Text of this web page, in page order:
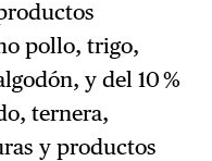
pollo, trigo,
y del 10 %
ternera,
y productos